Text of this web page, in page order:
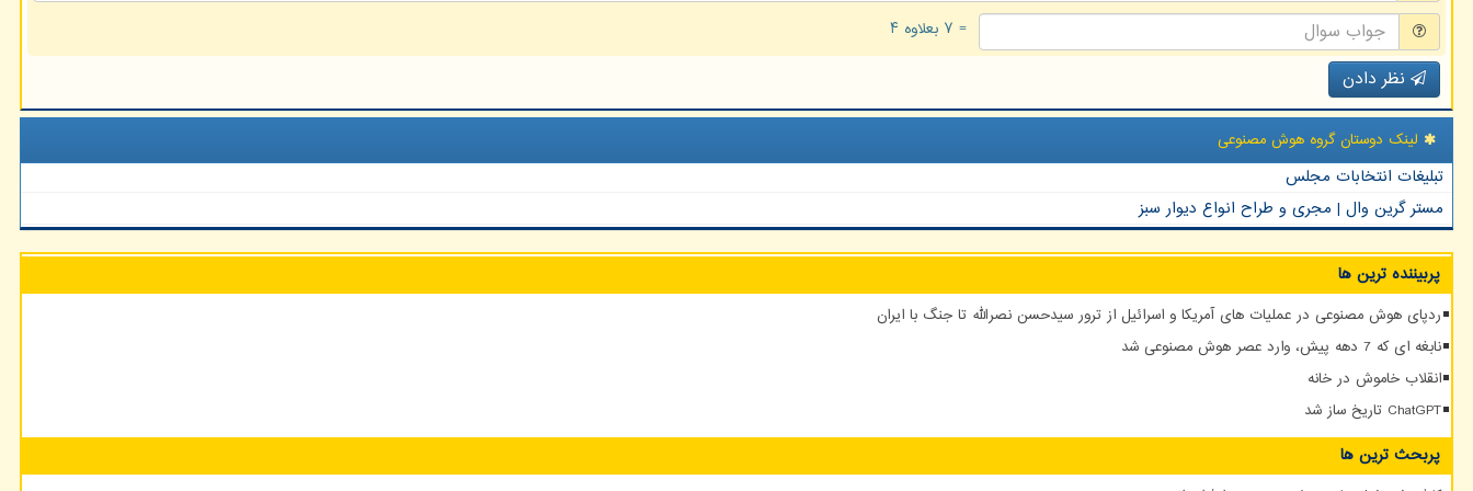
= ۷ بعلاوه ۴
نظر دادن
لینک دوستان گروه هوش مصنوعی
تبلیغات انتخابات مجلس
مستر گرین وال | مجری و طراح انواع دیوار سبز
پربیننده ترین ها
ردپای هوش مصنوعی در عملیات های آمریکا و اسرائیل از ترور سیدحسن نصرالله تا جنگ با ایران
نابغه ای که 7 دهه پیش، وارد عصر هوش مصنوعی شد
انقلاب خاموش در خانه
ChatGPT تاریخ ساز شد
پربحث ترین ها